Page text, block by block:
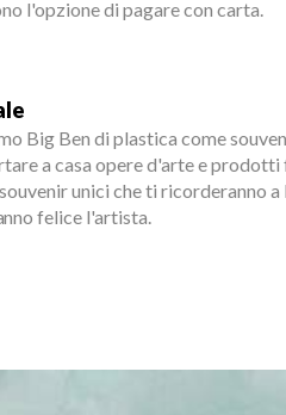
l'opzione di pagare con carta.
Big Ben di plastica come
a casa opere d'arte e prodotti
unici che ti ricorderanno a
felice l'artista.